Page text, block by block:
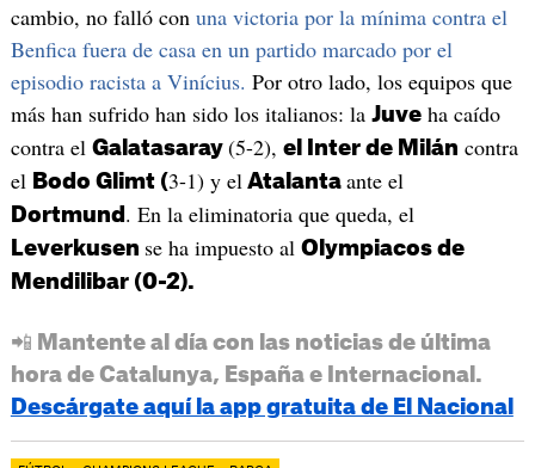
cambio, no falló con una victoria por la mínima contra el
Benfica fuera de casa en un partido marcado por el
episodio racista a Vinícius. Por otro lado, los equipos que
más han sufrido han sido los italianos: la Juveha caído
contra el Galatasaray (5-2), el Inter de Milán contra
el Bodo Glimt (3-1) y el Atalanta ante el
Dortmund . En la eliminatoria que queda, el
Leverkusen se ha impuesto al Olympiacos de
Mendilibar (0-2).
📲 Mantente al día con las noticias de última
hora de Catalunya, España e Internacional.
Descárgate aquí la app gratuita de El Nacional